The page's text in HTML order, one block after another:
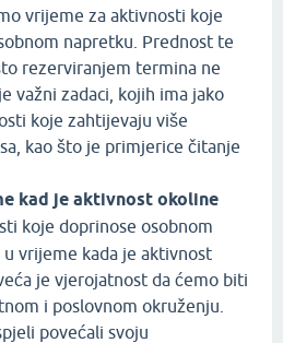
vrijeme za aktivnosti koje
napretku. Prednost te
rezerviranjem termina ne
važni zadaci, kojih ima jako
koje zahtijevaju više
kao što je primjerice čitanje
kad je aktivnost okoline
koje doprinose osobnom
vrijeme kada je aktivnost
je vjerojatnost da ćemo biti
i poslovnom okruženju.
povećali svoju